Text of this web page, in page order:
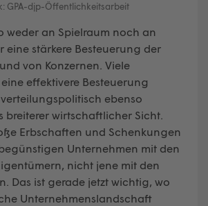
GPA-djp-Öffentlichkeitsarbeit
weder an Spielraum noch an
eine stärkere Besteuerung der
von Konzernen. Viele
effektivere Besteuerung
ebenso
breiterer wirtschaftlicher Sicht.
Erbschaften und Schenkungen
Unternehmen mit den
nicht jene mit den
Das ist gerade jetzt wichtig, wo
Unternehmenslandschaft